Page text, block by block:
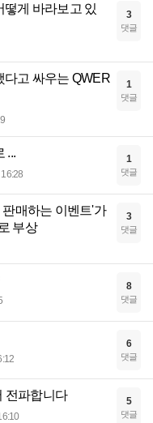
떻게 바라보고 있
3
댓글
다고 싸우는 QWER
1
댓글
...
16:28
1
댓글
매하는 이벤트'가
부상
3
댓글
8
댓글
6
댓글
전파합니다 5
댓글